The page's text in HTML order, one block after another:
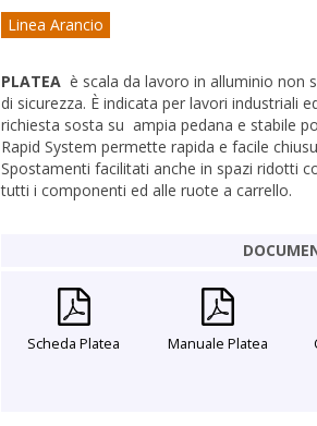
Linea Arancio
PLATEA è scala da lavoro in alluminio non
di sicurezza. È indicata per lavori industriali
richiesta sosta su ampia pedana e stabile
Rapid System permette rapida e facile
Spostamenti facilitati anche in spazi ridotti
tutti i componenti ed alle ruote a carrello.
Scheda Platea Manuale Platea